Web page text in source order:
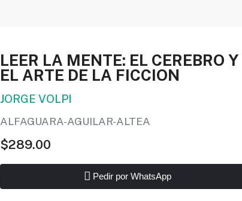
LEER LA MENTE: EL CEREBRO Y
EL ARTE DE LA FICCION
JORGE VOLPI
ALFAGUARA-AGUILAR-ALTEA
$289.00
Pedir por WhatsApp